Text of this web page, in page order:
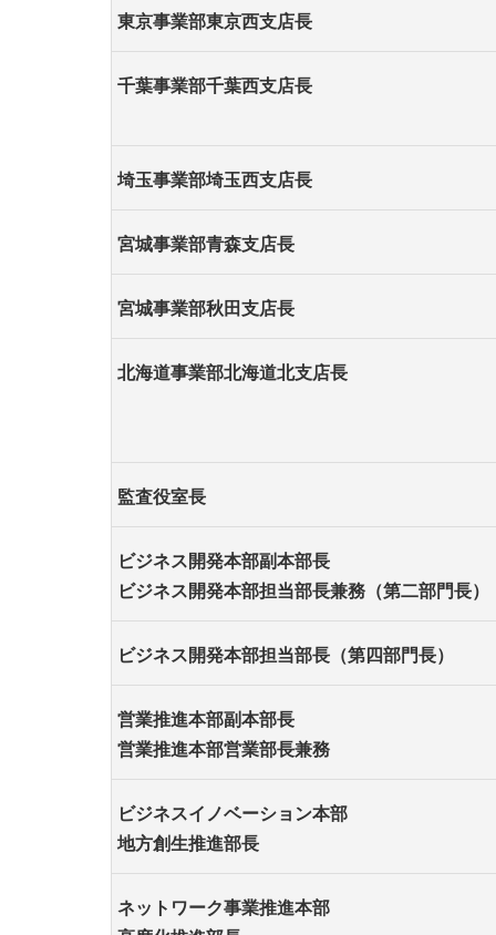
東京事業部東京西支店長
千葉事業部千葉西支店長
埼玉事業部埼玉西支店長
宮城事業部青森支店長
宮城事業部秋田支店長
北海道事業部北海道北支店長
監査役室長
ビジネス開発本部副本部長
ビジネス開発本部担当部長兼務（第二部門長）
ビジネス開発本部担当部長（第四部門長）
営業推進本部副本部長
営業推進本部営業部長兼務
ビジネスイノベーション本部
地方創生推進部長
ネットワーク事業推進本部